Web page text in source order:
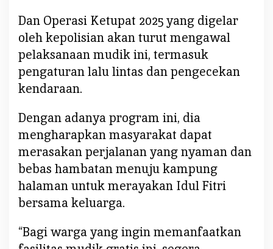
Dan Operasi Ketupat 2025 yang digelar
oleh kepolisian akan turut mengawal
pelaksanaan mudik ini, termasuk
pengaturan lalu lintas dan pengecekan
kendaraan.
Dengan adanya program ini, dia
mengharapkan masyarakat dapat
merasakan perjalanan yang nyaman dan
bebas hambatan menuju kampung
halaman untuk merayakan Idul Fitri
bersama keluarga.
“Bagi warga yang ingin memanfaatkan